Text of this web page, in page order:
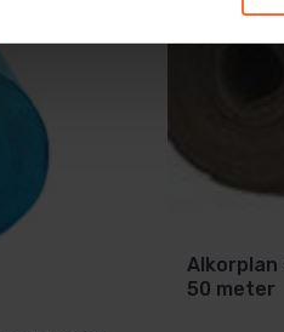
pasvorm
het framebad erop
met een extra bescherming,
beton of tegels.
Alkorplan
50 meter